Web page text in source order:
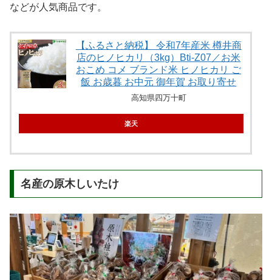
などが人気商品です。
【ふるさと納税】 令和7年産米 樽井商
店のヒノヒカリ（3kg）Bti-Z07／お米
おこめ コメ ブランド米 ヒノヒカリ ご
飯 お歳暮 お中元 御年賀 お取り寄せ
高知県四万十町
楽天
名産の原木しいたけ